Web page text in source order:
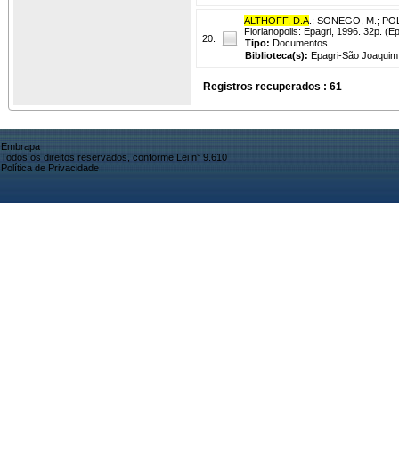
20.
ALTHOFF, D.A ; SONEGO, M. ;
Florianopolis: Epagri, 1996. 32p.
Tipo: Documentos
Biblioteca(s): Epagri-São
Registros recuperados : 61
Embrapa
Todos os direitos reservados, conforme Lei n° 9.610
Política de Privacidade